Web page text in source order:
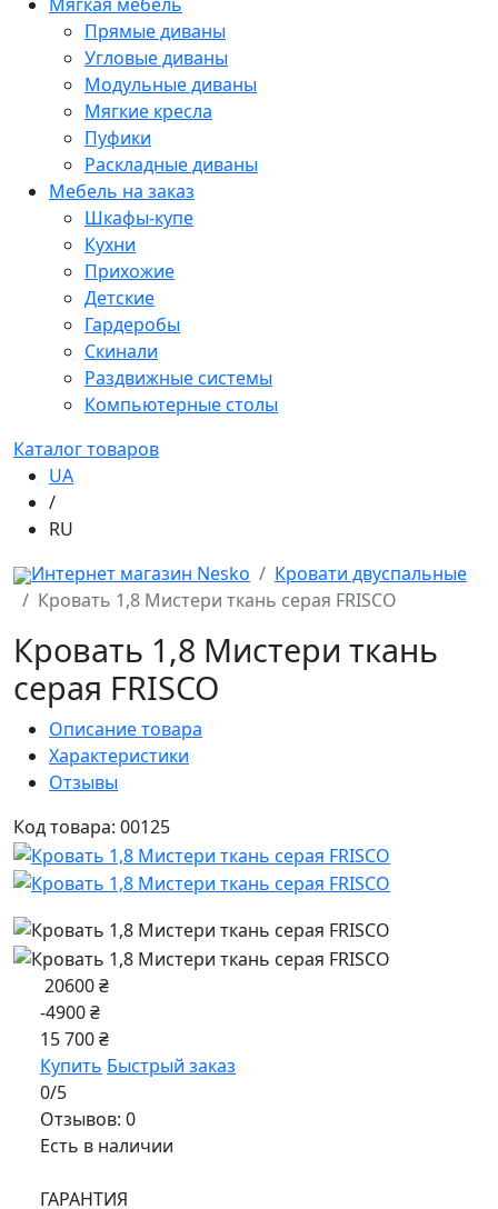
Прямые диваны
Угловые диваны
Модульные диваны
Мягкие кресла
Пуфики
Раскладные диваны
Мебель на заказ
Шкафы-купе
Кухни
Прихожие
Детские
Гардеробы
Скинали
Раздвижные системы
Компьютерные столы
Каталог товаров
UA
/
RU
Интернет магазин Nesko
Кровати двуспальные
Кровать 1,8 Мистери ткань серая FRISCO
Кровать 1,8 Мистери ткань
серая FRISCO
Описание товара
Характеристики
Отзывы
Код товара: 00125
20600 ₴
-4900 ₴
15 700 ₴
Купить Быстрый заказ
0/5
Отзывов: 0
Есть в наличии
ГАРАНТИЯ